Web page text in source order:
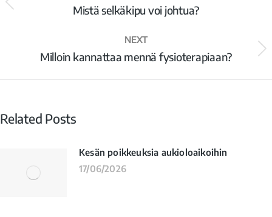
Mistä selkäkipu voi johtua?
NEXT
Milloin kannattaa mennä fysioterapiaan?
Related Posts
Kesän poikkeuksia aukioloaikoihin
17/06/2026